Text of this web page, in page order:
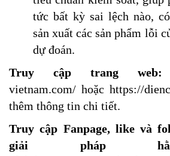
tức bất kỳ sai lệch nào,
sản xuất các sản phẩm lỗi
dự đoán.
Truy cập trang
vietnam.com/ hoặc https://
thêm thông tin chi tiết.
Truy cập Fanpage, like và
giải pháp